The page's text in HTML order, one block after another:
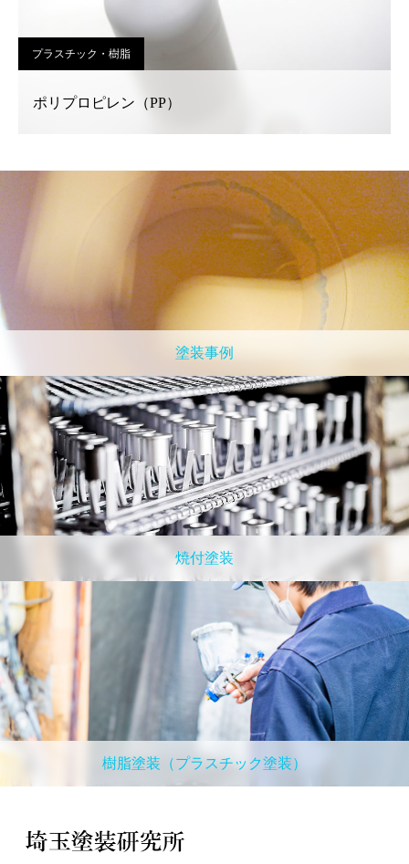
プラスチック・樹脂
ポリプロピレン（PP）
塗装事例
焼付塗装
樹脂塗装（プラスチック塗装）